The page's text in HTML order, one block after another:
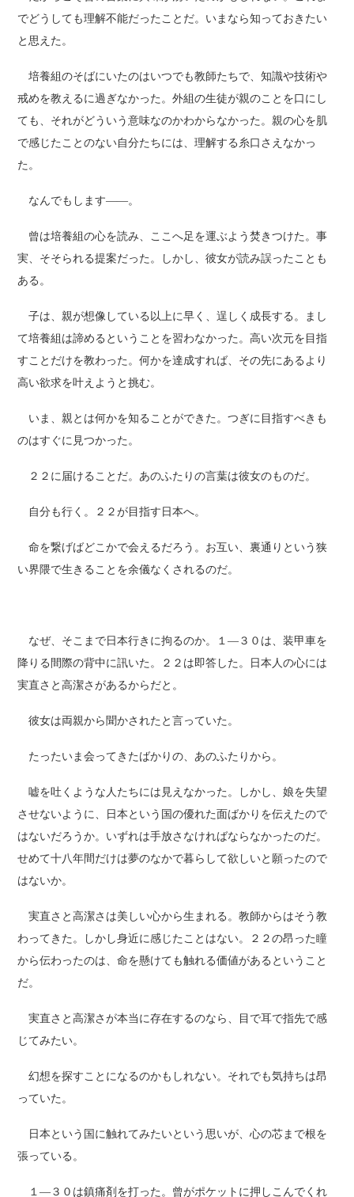
でどうしても理解不能だったことだ。いまなら知っておきたい
と思えた。
培養組のそばにいたのはいつでも教師たちで、知識や技術や
戒めを教えるに過ぎなかった。外組の生徒が親のことを口にし
ても、それがどういう意味なのかわからなかった。親の心を肌
で感じたことのない自分たちには、理解する糸口さえなかっ
た。
なんでもします――。
曾は培養組の心を読み、ここへ足を運ぶよう焚きつけた。事
実、そそられる提案だった。しかし、彼女が読み誤ったことも
ある。
子は、親が想像している以上に早く、逞しく成長する。まし
て培養組は諦めるということを習わなかった。高い次元を目指
すことだけを教わった。何かを達成すれば、その先にあるより
高い欲求を叶えようと挑む。
いま、親とは何かを知ることができた。つぎに目指すべきも
のはすぐに見つかった。
２２に届けることだ。あのふたりの言葉は彼女のものだ。
自分も行く。２２が目指す日本へ。
命を繋げばどこかで会えるだろう。お互い、裏通りという狭
い界隈で生きることを余儀なくされるのだ。
なぜ、そこまで日本行きに拘るのか。１―３０は、装甲車を
降りる間際の背中に訊いた。２２は即答した。日本人の心には
実直さと高潔さがあるからだと。
彼女は両親から聞かされたと言っていた。
たったいま会ってきたばかりの、あのふたりから。
嘘を吐くような人たちには見えなかった。しかし、娘を失望
させないように、日本という国の優れた面ばかりを伝えたので
はないだろうか。いずれは手放さなければならなかったのだ。
せめて十八年間だけは夢のなかで暮らして欲しいと願ったので
はないか。
実直さと高潔さは美しい心から生まれる。教師からはそう教
わってきた。しかし身近に感じたことはない。２２の昂った瞳
から伝わったのは、命を懸けても触れる価値があるということ
だ。
実直さと高潔さが本当に存在するのなら、目で耳で指先で感
じてみたい。
幻想を探すことになるのかもしれない。それでも気持ちは昂
っていた。
日本という国に触れてみたいという思いが、心の芯まで根を
張っている。
１―３０は鎮痛剤を打った。曾がポケットに押しこんでくれ